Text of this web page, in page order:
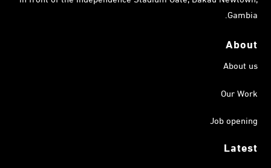
Gambia.
About
About us
Our Work
Job opening
Latest